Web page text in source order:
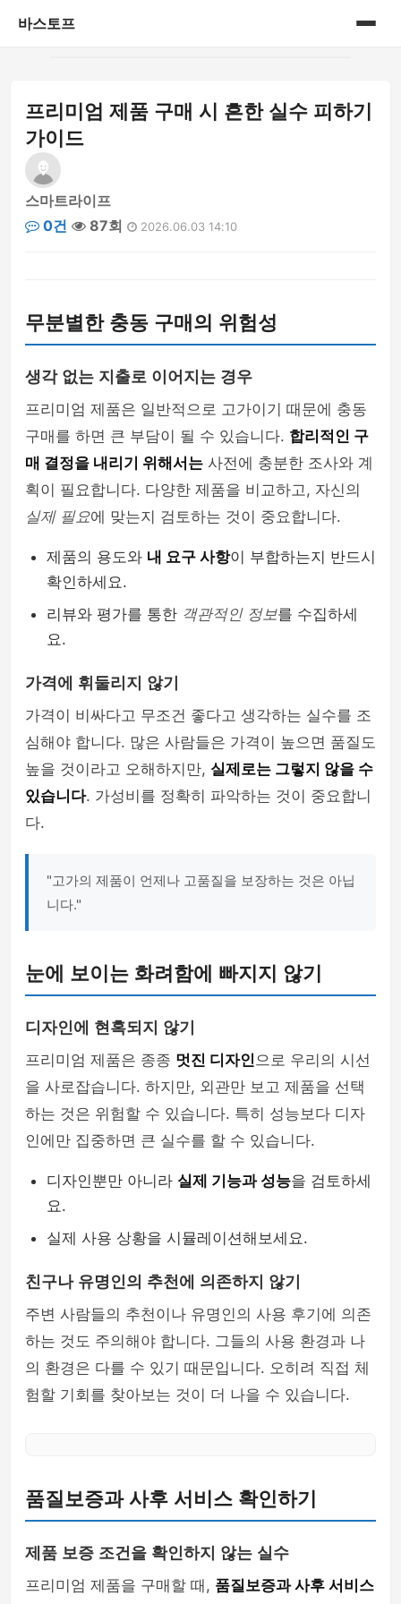
바스토프
공연&전시회
삼성 블루로거
삼성 블루로거 1기
신제품
아가이야기
여행이야기
프리미엄 제품 구매 시 흔한 실수 피하기
가이드
스마트라이프
0건
87회 2026.06.03 14:10
무분별한 충동 구매의 위험성
생각 없는 지출로 이어지는 경우
프리미엄 제품은 일반적으로 고가이기 때문에 충동
구매를 하면 큰 부담이 될 수 있습니다. 합리적인 구
매 결정을 내리기 위해서는 사전에 충분한 조사와 계
획이 필요합니다. 다양한 제품을 비교하고, 자신의
실제 필요에 맞는지 검토하는 것이 중요합니다.
제품의 용도와 내 요구 사항이 부합하는지 반드시
확인하세요.
리뷰와 평가를 통한 객관적인 정보를 수집하세
요.
가격에 휘둘리지 않기
가격이 비싸다고 무조건 좋다고 생각하는 실수를 조
심해야 합니다. 많은 사람들은 가격이 높으면 품질도
높을 것이라고 오해하지만, 실제로는 그렇지 않을 수
있습니다. 가성비를 정확히 파악하는 것이 중요합니
다.
"고가의 제품이 언제나 고품질을 보장하는 것은 아닙
니다."
눈에 보이는 화려함에 빠지지 않기
디자인에 현혹되지 않기
프리미엄 제품은 종종 멋진 디자인으로 우리의 시선
을 사로잡습니다. 하지만, 외관만 보고 제품을 선택
하는 것은 위험할 수 있습니다. 특히 성능보다 디자
인에만 집중하면 큰 실수를 할 수 있습니다.
디자인뿐만 아니라 실제 기능과 성능을 검토하세
요.
실제 사용 상황을 시뮬레이션해보세요.
친구나 유명인의 추천에 의존하지 않기
주변 사람들의 추천이나 유명인의 사용 후기에 의존
하는 것도 주의해야 합니다. 그들의 사용 환경과 나
의 환경은 다를 수 있기 때문입니다. 오히려 직접 체
험할 기회를 찾아보는 것이 더 나을 수 있습니다.
품질보증과 사후 서비스 확인하기
제품 보증 조건을 확인하지 않는 실수
프리미엄 제품을 구매할 때, 품질보증과 사후 서비스